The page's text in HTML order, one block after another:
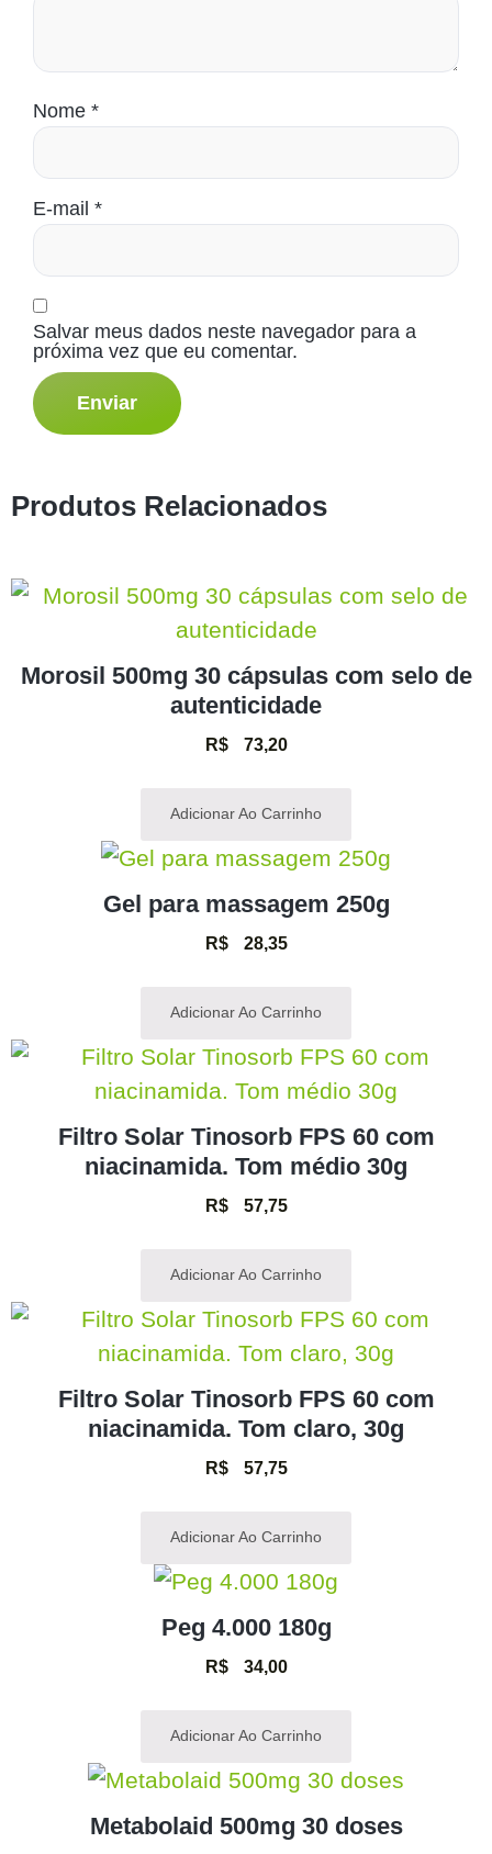
Nome *
E-mail *
Salvar meus dados neste navegador para a
próxima vez que eu comentar.
Produtos Relacionados
Morosil 500mg 30 cápsulas com selo de
autenticidade
R$73,20
Adicionar Ao Carrinho
Gel para massagem 250g
R$28,35
Adicionar Ao Carrinho
Filtro Solar Tinosorb FPS 60 com
niacinamida. Tom médio 30g
R$57,75
Adicionar Ao Carrinho
Filtro Solar Tinosorb FPS 60 com
niacinamida. Tom claro, 30g
R$57,75
Adicionar Ao Carrinho
Peg 4.000 180g
R$34,00
Adicionar Ao Carrinho
Metabolaid 500mg 30 doses